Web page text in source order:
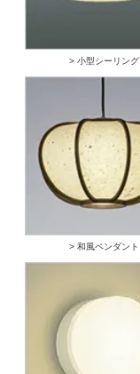
> 小型シーリング
> 和風ペンダント